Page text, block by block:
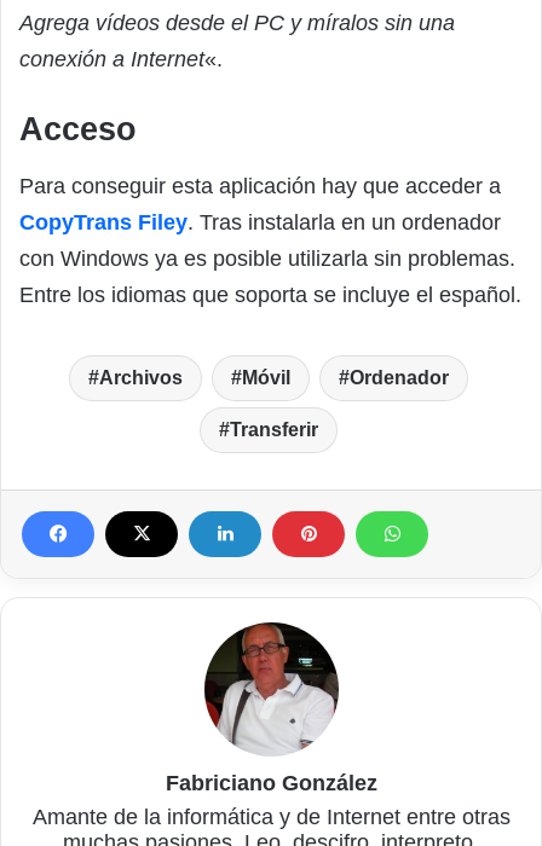
Agrega vídeos desde el PC y míralos sin una
conexión a Internet«.
Acceso
Para conseguir esta aplicación hay que acceder a
CopyTrans Filey. Tras instalarla en un ordenador
con Windows ya es posible utilizarla sin problemas.
Entre los idiomas que soporta se incluye el español.
Archivos Móvil Ordenador
Transferir
Fabriciano González
Amante de la informática y de Internet entre otras